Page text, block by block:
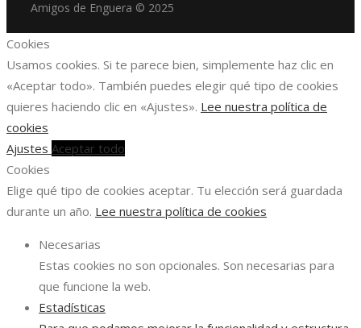
Amigos de Enguera © 2025
Cookies
Usamos cookies. Si te parece bien, simplemente haz clic en
«Aceptar todo». También puedes elegir qué tipo de cookies
quieres haciendo clic en «Ajustes». Lee nuestra política de
cookies
Ajustes Aceptar todo
Cookies
Elige qué tipo de cookies aceptar. Tu elección será guardada
durante un año. Lee nuestra política de cookies
Necesarias
Estas cookies no son opcionales. Son necesarias para
que funcione la web.
Estadísticas